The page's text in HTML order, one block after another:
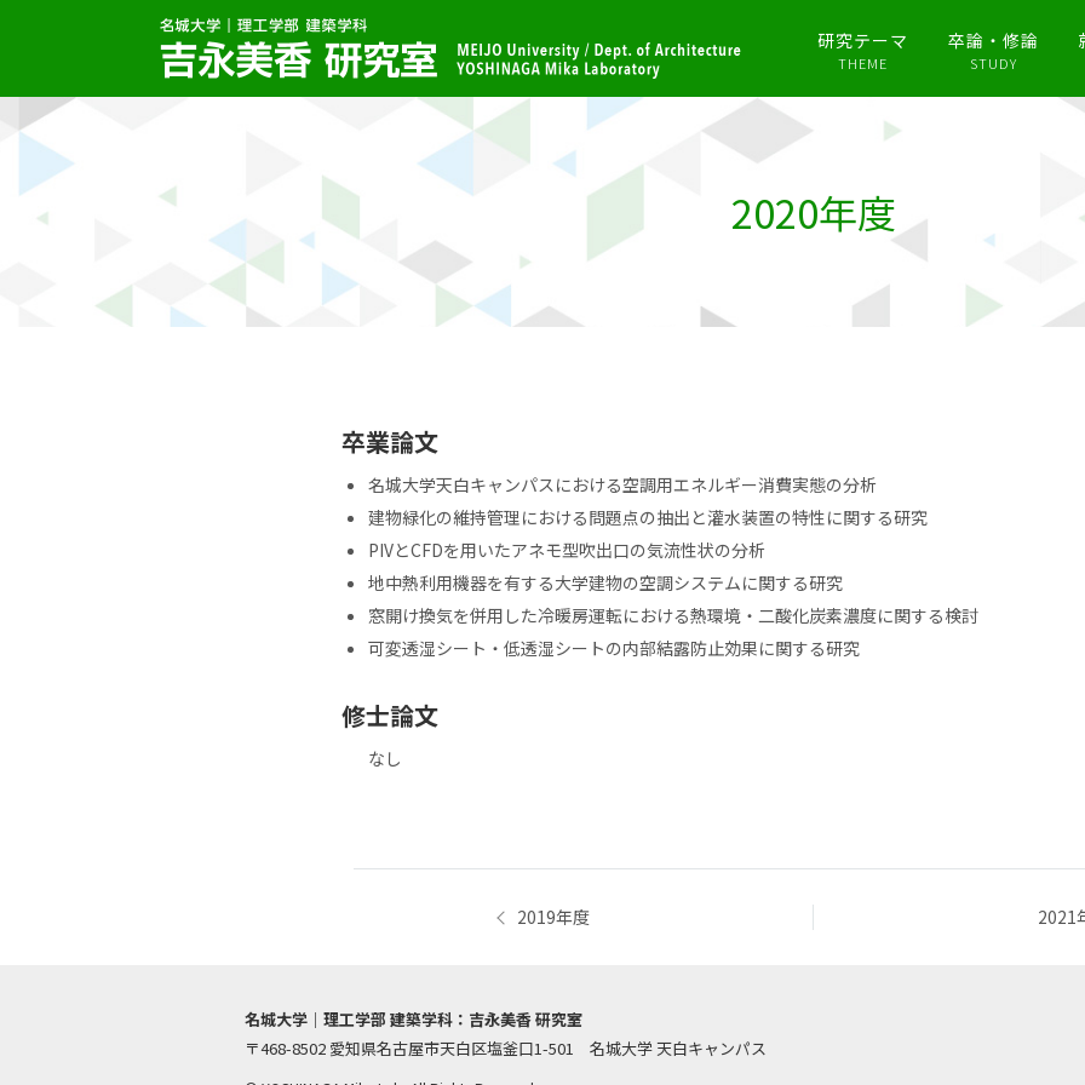
to
content
研究テーマ
THEME
卒論・修論
STUDY
2020年度
卒業論文
名城大学天白キャンパスにおける空調用エネルギー消費実態の分析
建物緑化の維持管理における問題点の抽出と灌水装置の特性に関する研究
PIVとCFDを用いたアネモ型吹出口の気流性状の分析
地中熱利用機器を有する大学建物の空調システムに関する研究
窓開け換気を併用した冷暖房運転における熱環境・二酸化炭素濃度に関する検討
可変透湿シート・低透湿シートの内部結露防止効果に関する研究
修士論文
なし
ー
シ
ョ
2019年度 2021
名城大学｜理工学部 建築学科：吉永美香 研究室
〒468-8502 愛知県名古屋市天白区塩釜口1-501 名城大学 天白キャンパス